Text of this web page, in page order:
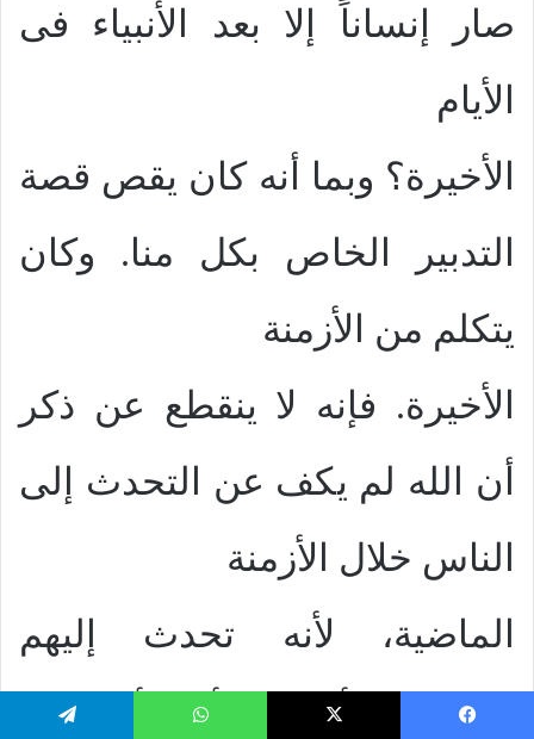
صار إنساناً إلا بعد الأنبياء فى
الأيام
الأخيرة؟ وبما أنه كان يقص قصة
التدبير الخاص بكل منا. وكان
يتكلم من الأزمنة
الأخيرة. فإنه لا ينقطع عن ذكر
أن الله لم يكف عن التحدث إلى
الناس خلال الأزمنة
الماضية، لأنه تحدث إليهم
بواسطة الأنبياء. ولأن الأنبياء قد